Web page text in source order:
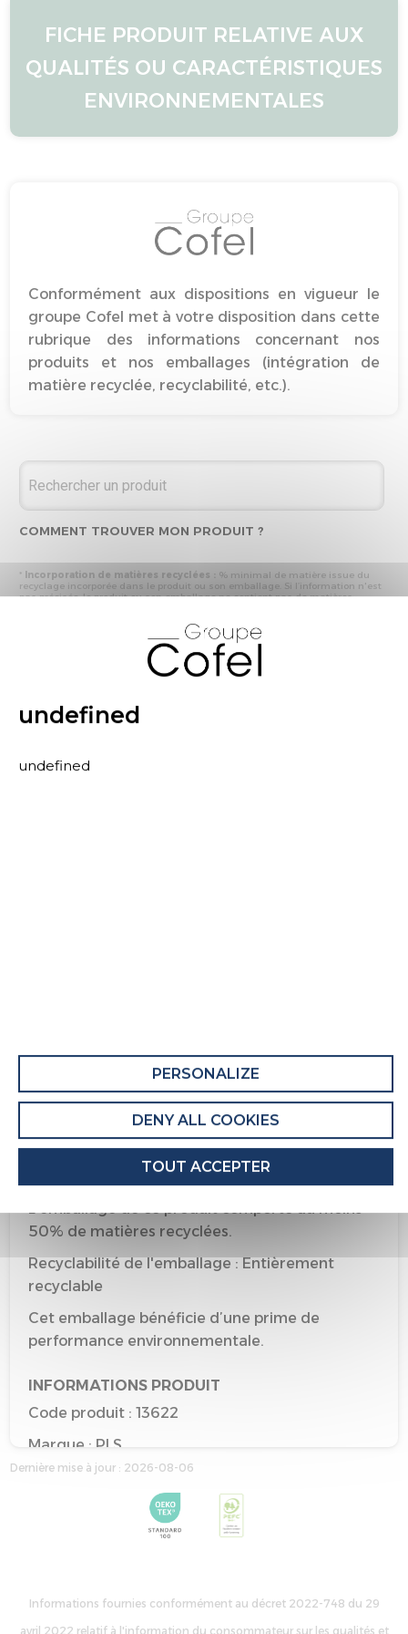
FICHE PRODUIT RELATIVE AUX
QUALITÉS OU CARACTÉRISTIQUES
ENVIRONNEMENTALES
Conformément aux dispositions en vigueur le
groupe Cofel met à votre disposition dans cette
rubrique des informations concernant nos
produits et nos emballages (intégration de
matière recyclée, recyclabilité, etc.).
COMMENT TROUVER MON PRODUIT ?
* Incorporation de matières recyclées : % minimal de matière issue du
recyclage incorporée dans le produit ou son emballage. Si l’information n'est
pas précisée, le produit ou son emballage ne contient pas de matières
- « produit ou emballage majoritairement recyclable » : la matière recyclée
produite par les processus de recyclage mis en œuvre représente plus de 50
% en masse du déchet collecté
- « produit ou emballage entièrement recyclable » : la matière recyclée
* Primes et pénalités appliquées au produit :
rubrique les primes et pénalités déclarées à ECOMAISON et CITEO (Eco
recyclées.
Recyclabilité du produit : Majoritairement
QUALITÉS ET CARACTÉRISTIQUES
ENVIRONNEMENTALES DE L’EMBALLAGE
L'emballage de ce produit comporte au moins
50% de matières recyclées.
Recyclabilité de l'emballage : Entièrement
recyclable
Cet emballage bénéficie d’une prime de
performance environnementale.
INFORMATIONS PRODUIT
Code produit : 13622
Marque : PLS
Type : Matelas adulte
Taille de référence : 140*190
Couleur de référence : EN COURS DE PURGE
Dernière mise à jour : 2026-08-06
Informations fournies conformément au décret 2022-748 du 29
avril 2022 relatif à l'information du consommateur sur les qualités et
undefined
undefined
PERSONALIZE
DENY ALL COOKIES
TOUT ACCEPTER